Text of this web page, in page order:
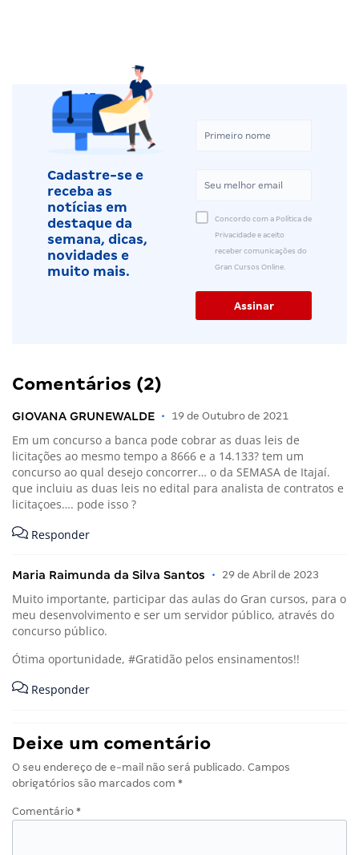
Cadastre-se e
receba as
notícias em
destaque da
semana, dicas,
novidades e
muito mais.
Concordo com a Política de
Privacidade e aceito
receber comunicações do
Gran Cursos Online.
Comentários (2)
GIOVANA GRUNEWALDE • 19 de Outubro de 2021
Em um concurso a banca pode cobrar as duas leis de
licitações ao mesmo tempo a 8666 e a 14.133? tem um
concurso ao qual desejo concorrer… o da SEMASA de Itajaí.
que incluiu as duas leis no edital para analista de contratos e
licitaçoes…. pode isso ?
Responder
Maria Raimunda da Silva Santos • 29 de Abril de 2023
Muito importante, participar das aulas do Gran cursos, para o
meu desenvolvimento e ser um servidor público, através do
concurso público.
Ótima oportunidade, #Gratidão pelos ensinamentos!!
Responder
Deixe um comentário
O seu endereço de e-mail não será publicado. Campos
obrigatórios são marcados com *
Comentário *